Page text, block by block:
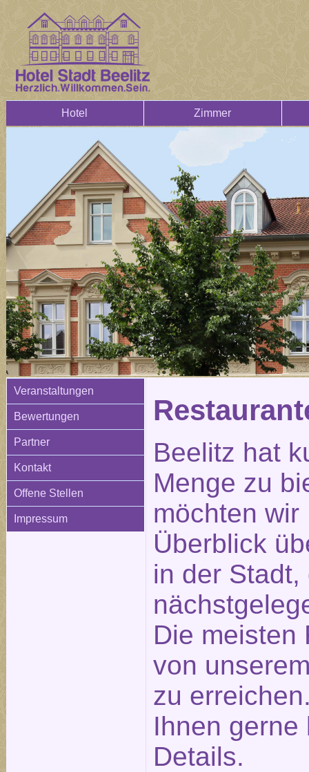
Hotel Zimmer
Veranstaltungen
Bewertungen
Partner
Kontakt
Offene Stellen
Impressum
Beelitz hat
Menge zu
möchten
Überblick
in der
Die meisten
von
zu
Ihnen gerne
Details.